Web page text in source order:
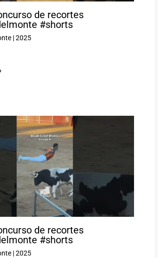
de recortes
#shorts
|2025
de recortes
#shorts
|2025